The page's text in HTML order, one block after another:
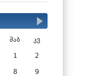
შაბ კვ
1 2
8 9